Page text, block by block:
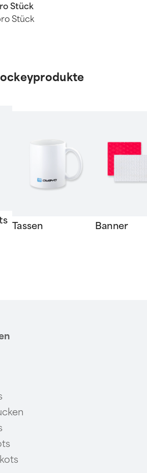
Stück
Stück
Tassen Banner